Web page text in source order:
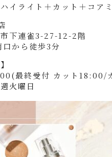
イライト＋カット＋コ
下連雀3-27-12-2階
から徒歩3分
最終受付 カット18:00/
火曜日